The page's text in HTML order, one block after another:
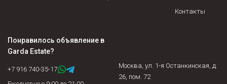
собственников недееспособные, несовершеннолетние,
залоге у банка. Если объект недвижимости продается по
доверенности, нужно подтвердить действительность
доверенности на момент сделки и т.д.
Контакты
Понравилось объявление в
Garda Estate?
+7 916 740-35-17
Москва, ул. 1-я Останкинская, д.
26, пом. 72